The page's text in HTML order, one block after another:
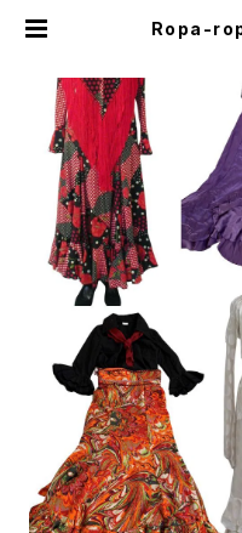
Ropa-